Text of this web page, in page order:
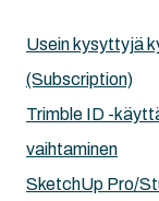
Usein kysyttyjä
(Subscription)
Trimble ID -
vaihtaminen
SketchUp Pro/